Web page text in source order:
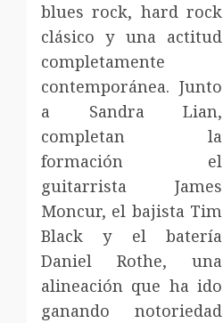
blues rock, hard rock
clásico y una actitud
completamente
contemporánea. Junto
a Sandra Lian,
completan la
formación el
guitarrista James
Moncur, el bajista Tim
Black y el batería
Daniel Rothe, una
alineación que ha ido
ganando notoriedad